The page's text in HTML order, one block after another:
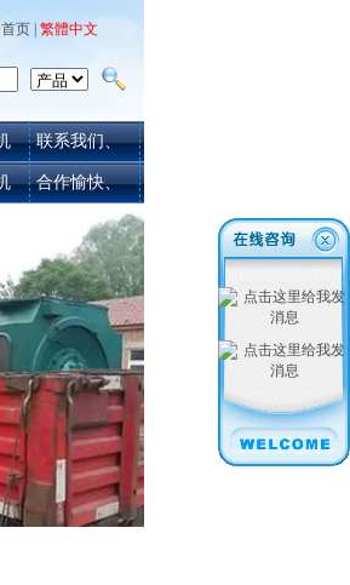
页| 繁體中文
联系我们、
合作愉快、